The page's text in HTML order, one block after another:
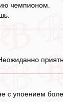
чемпионом.
с упоением